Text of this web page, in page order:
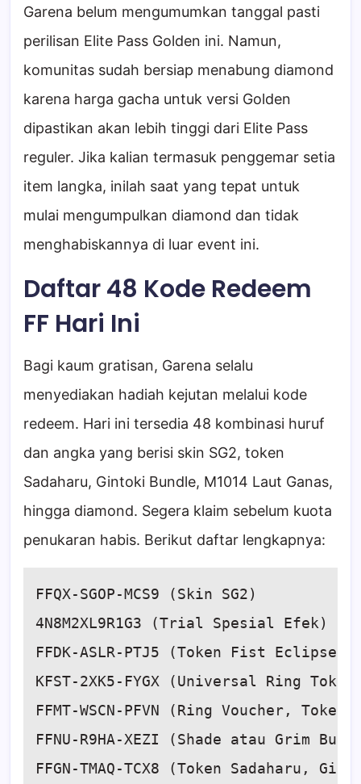
Garena belum mengumumkan tanggal pasti
perilisan Elite Pass Golden ini. Namun,
komunitas sudah bersiap menabung diamond
karena harga gacha untuk versi Golden
dipastikan akan lebih tinggi dari Elite Pass
reguler. Jika kalian termasuk penggemar setia
item langka, inilah saat yang tepat untuk
mulai mengumpulkan diamond dan tidak
menghabiskannya di luar event ini.
Daftar 48 Kode Redeem
FF Hari Ini
Bagi kaum gratisan, Garena selalu
menyediakan hadiah kejutan melalui kode
redeem. Hari ini tersedia 48 kombinasi huruf
dan angka yang berisi skin SG2, token
Sadaharu, Gintoki Bundle, M1014 Laut Ganas,
hingga diamond. Segera klaim sebelum kuota
penukaran habis. Berikut daftar lengkapnya:
FFQX-SGOP-MCS9 (Skin SG2)
4N8M2XL9R1G3 (Trial Spesial Efek)
FFDK-ASLR-PTJ5 (Token Fist Eclipse)
KFST-2XK5-FYGX (Universal Ring
FFMT-WSCN-PFVN (Ring Voucher, Token
FFNU-R9HA-XEZI (Shade atau Grim
FFGN-TMAQ-TCX8 (Token Sadaharu,